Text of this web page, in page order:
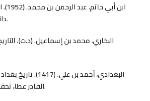
ابن
دائرة المعارف العثمانية.
البخاري، محمد بن إسماعيل. (د.ت).
البغدادي، أحمد بن
القادر عطا، تحقيق)، دار الكتب العلمية.